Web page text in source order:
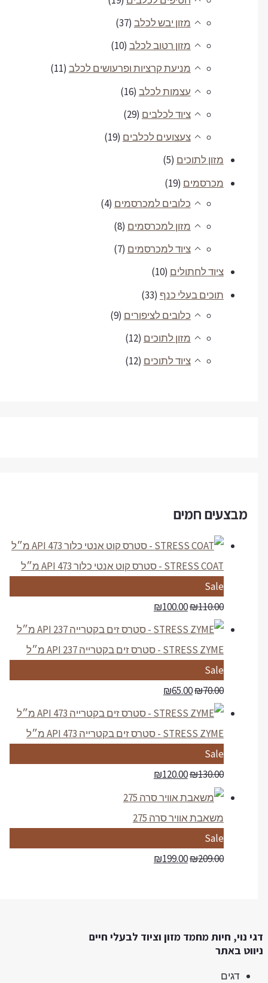
מזון יבש לכלב(37)
מזון רטוב לכלב(10)
מניעת קרציות ופרעושים לכלב(11)
עצמות לכלב(16)
ציוד לכלבים(29)
צעצועים לכלבים(19)
מזון לתוכים(5)
מכרסמים(19)
כלובים למכרסמים(4)
מזון למכרסמים(8)
ציוד למכרסמים(7)
ציוד לחתולים(10)
תוכים בעלי כנף(33)
כלובים לציפורים(9)
מזון לתוכים(12)
ציוד לתוכים(12)
מבצעים חמים
STRESS COAT - סטרס קוט אנטי כלור API 473 מ״ל
Sale
P
r
o
d
u
c
t
o
s
a
e
₪110.00
₪100.00
STRESS ZYME - סטרס זים בקטרייה API 237 מ״ל
Sale
P
r
o
d
u
c
t
n
s
₪70.00
₪65.00
STRESS ZYME - סטרס זים בקטרייה API 473 מ״ל
Sale
P
r
o
d
u
c
s
₪130.00
₪120.00
משאבת אוויר סרה 275
Sale
P
r
c
₪209.00
₪199.00
נוי, חיות מחמד מזון וציוד לבעלי חיים
באתר
דגים